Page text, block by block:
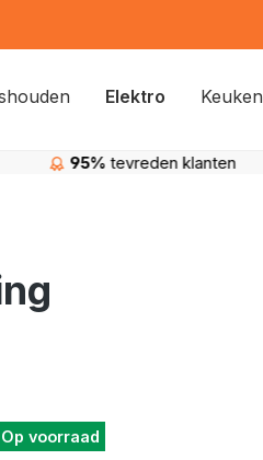
Elektro Keuken
95% tevreden klanten
Op voorraad